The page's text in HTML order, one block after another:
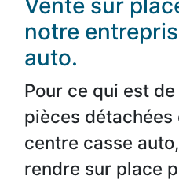
Vente sur
notre
auto.
Pour ce qui est
pièces détachées
centre casse
rendre sur place